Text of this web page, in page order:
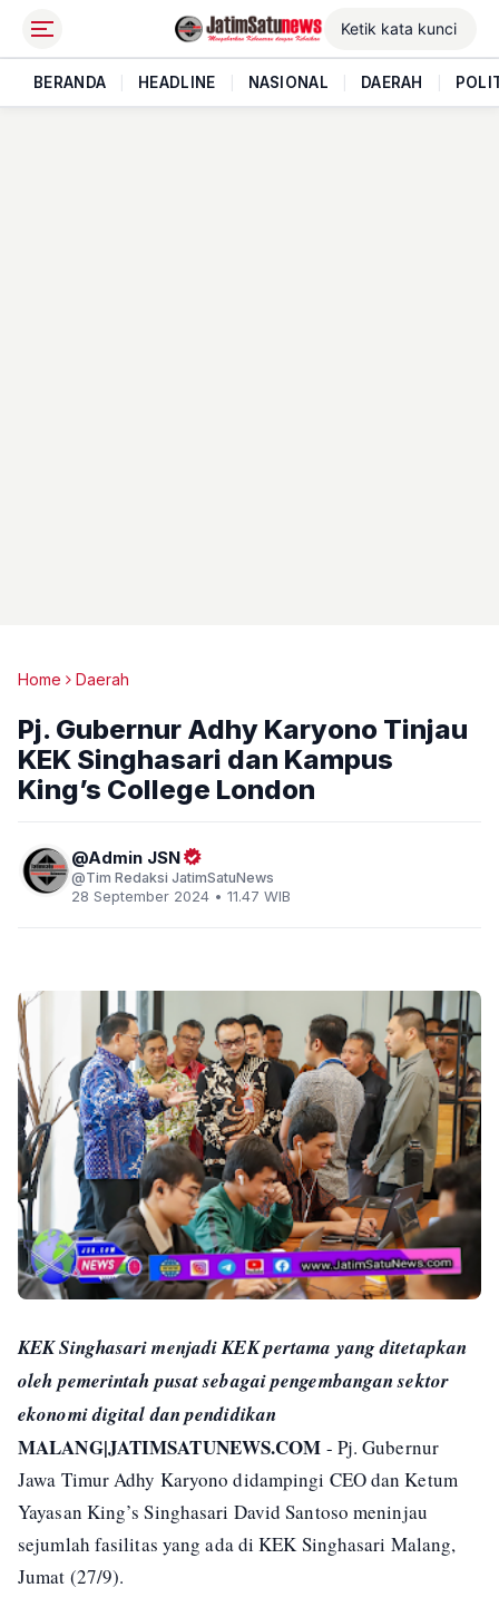
BERANDA HEADLINE NASIONAL DAERAH
Home Daerah
Pj. Gubernur Adhy Karyono Tinjau
KEK Singhasari dan Kampus
King’s College London
Admin JSN
Tim Redaksi JatimSatuNews
28 September 2024 • 11.47 WIB
KEK Singhasari menjadi KEK pertama yang ditetapkan
oleh pemerintah pusat sebagai pengembangan sektor
ekonomi digital dan pendidikan
MALANG|JATIMSATUNEWS.COM - Pj. Gubernur
Jawa Timur Adhy Karyono didampingi CEO dan Ketum
Yayasan King’s Singhasari David Santoso meninjau
sejumlah fasilitas yang ada di KEK Singhasari Malang,
Jumat (27/9).